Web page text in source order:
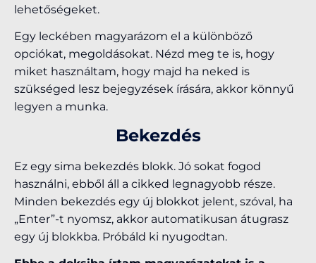
lehetőségeket.
Egy leckében magyarázom el a különböző
opciókat, megoldásokat. Nézd meg te is, hogy
miket használtam, hogy majd ha neked is
szükséged lesz bejegyzések írására, akkor könnyű
legyen a munka.
Bekezdés
Ez egy sima bekezdés blokk. Jó sokat fogod
használni, ebből áll a cikked legnagyobb része.
Minden bekezdés egy új blokkot jelent, szóval, ha
„Enter”-t nyomsz, akkor automatikusan átugrasz
egy új blokkba. Próbáld ki nyugodtan.